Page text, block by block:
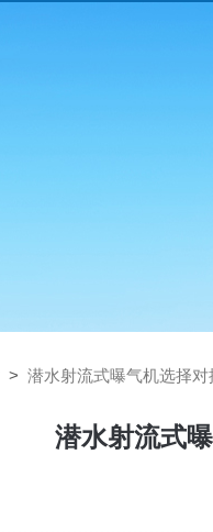
> 潜水射流式曝气机选择
潜水射流式